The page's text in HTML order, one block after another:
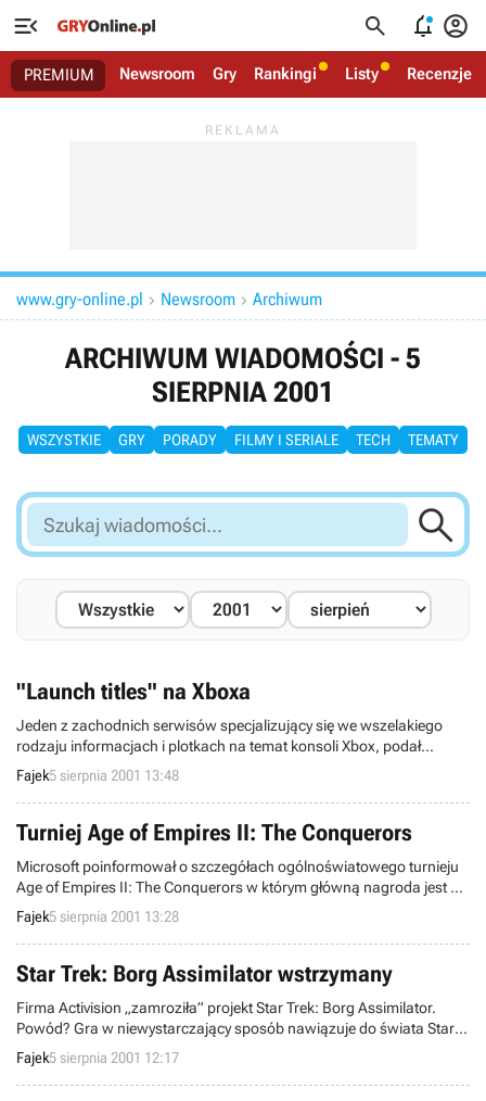
   
PREMIUM Newsroom Gry Rankingi Listy Recenzje
www.gry-online.pl  Newsroom  Archiwum
ARCHIWUM WIADOMOŚCI - 5
SIERPNIA 2001
WSZYSTKIE GRY PORADY FILMY I SERIALE TECH TEMATY
Szukaj
wiadomości...

"Launch titles" na Xboxa
Jeden z zachodnich serwisów specjalizujący się we wszelakiego
rodzaju informacjach i plotkach na temat konsoli Xbox, podał
prawdopodobną listę tzw. „launch titles” czyli tytułów, które będą
dostępne na konsolę w momencie jej premiery to jest 8 listopada.
Oczywiście nie jest to oficjalna lista, gdyż takową Microsoft poda
dopiero za jakiś czas. Jednak możemy przyjąć, iż jest ona zgodna z
prawdą w około 95%.
Fajek5 sierpnia 2001 13:48
Turniej Age of Empires II: The Conquerors
Microsoft poinformował o szczegółach ogólnoświatowego turnieju
Age of Empires II: The Conquerors w którym główną nagroda jest aż
50,000 dolarów!
Fajek5 sierpnia 2001 13:28
Star Trek: Borg Assimilator wstrzymany
Firma Activision „zamroziła” projekt Star Trek: Borg Assimilator.
Powód? Gra w niewystarczający sposób nawiązuje do świata Star
Trek.
Fajek5 sierpnia 2001 12:17